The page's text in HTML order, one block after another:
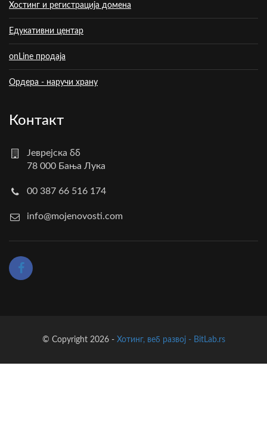
Хостинг и регистрација домена
Едукативни центар
onLine продаја
Ордера - наручи храну
Контакт
Јеврејска бб
78 000 Бања Лука
00 387 66 516 174
info@mojenovosti.com
© Copyright 2026 - Хотинг, веб развој - BitLab.rs